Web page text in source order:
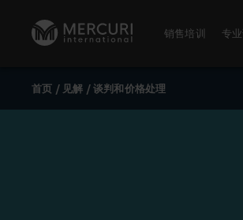
销售培训
销售培训
专
专业调研
首页 / 见解 /谈判和价格处理